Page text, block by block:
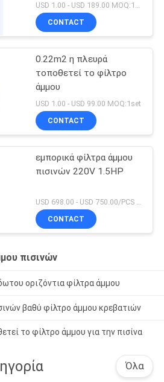
USD 1.00 - USD 189.00 MOQ:1set
CONTACT
0.22m2 η πλευρά
τοποθετεί το φίλτρο
άμμου
USD 1.00 - USD 99.00 MOQ:1set
CONTACT
εμπορικά φίλτρα άμμου
πισινών 220V 1.5HP
CONTACT
πισινών
οριζόντια φίλτρα άμμου
βαθύ φίλτρο άμμου κρεβατιών
το φίλτρο άμμου για την πισίνα
Όλα